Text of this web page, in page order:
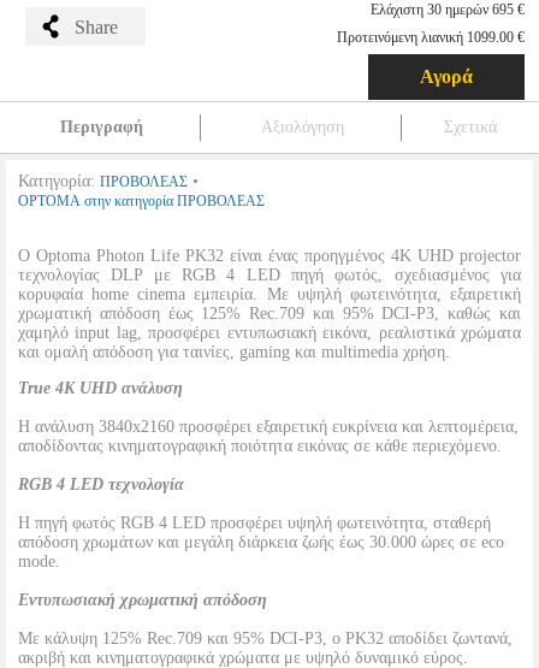
Share
Ελάχιστη 30 ημερών 695 €
Προτεινόμενη λιανική 1099.00 €
Αγορά
Περιγραφή Αξιολόγηση Σχετικά
Κατηγορία: ΠΡΟΒΟΛΕΑΣ •
OPTOMA στην κατηγορία ΠΡΟΒΟΛΕΑΣ
Ο Optoma Photon Life PK32 είναι ένας προηγμένος 4K UHD projector
τεχνολογίας DLP με RGB 4 LED πηγή φωτός, σχεδιασμένος για
κορυφαία home cinema εμπειρία. Με υψηλή φωτεινότητα, εξαιρετική
χρωματική απόδοση έως 125% Rec.709 και 95% DCI-P3, καθώς και
χαμηλό input lag, προσφέρει εντυπωσιακή εικόνα, ρεαλιστικά χρώματα
και ομαλή απόδοση για ταινίες, gaming και multimedia χρήση.
True 4K UHD ανάλυση
Η ανάλυση 3840x2160 προσφέρει εξαιρετική ευκρίνεια και λεπτομέρεια,
αποδίδοντας κινηματογραφική ποιότητα εικόνας σε κάθε περιεχόμενο.
RGB 4 LED τεχνολογία
Η πηγή φωτός RGB 4 LED προσφέρει υψηλή φωτεινότητα, σταθερή
απόδοση χρωμάτων και μεγάλη διάρκεια ζωής έως 30.000 ώρες σε eco
mode.
Εντυπωσιακή χρωματική απόδοση
Με κάλυψη 125% Rec.709 και 95% DCI-P3, ο PK32 αποδίδει ζωντανά,
ακριβή και κινηματογραφικά χρώματα με υψηλό δυναμικό εύρος.